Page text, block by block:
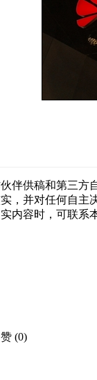
伴供稿和第三
，并对任何自
内容时，可联系
赞 (0)